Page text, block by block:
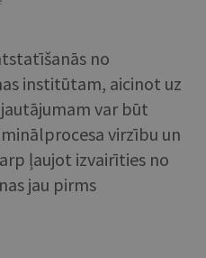
no
institūtam, aicinot uz
var būt
virzību un
ļaujot izvairīties no
jau pirms